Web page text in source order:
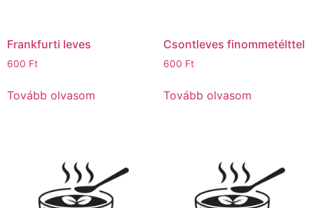
Frankfurti leves
600 Ft
Tovább olvasom
Csontleves finommetélttel
600 Ft
Tovább olvasom